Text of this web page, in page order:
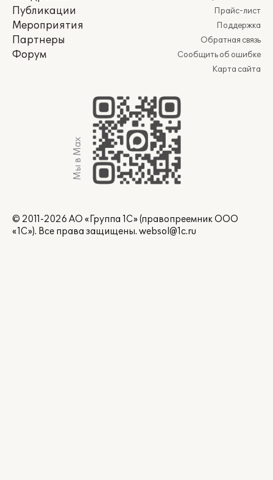
Публикации
Мероприятия
Партнеры
Форум
Прайс-лист
Поддержка
Обратная связь
Сообщить об ошибке
Карта сайта
Мы в Max
© 2011-2026 АО «Группа 1С» (правопреемник ООО
«1С»). Все права защищены. websol@1c.ru